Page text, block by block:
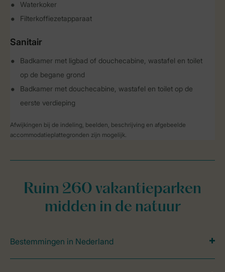
Waterkoker
Filterkoffiezetapparaat
Sanitair
Badkamer met ligbad of douchecabine, wastafel en toilet
op de begane grond
Badkamer met douchecabine, wastafel en toilet op de
eerste verdieping
Afwijkingen bij de indeling, beelden, beschrijving en afgebeelde
accommodatieplattegronden zijn mogelijk.
Ruim 260 vakantieparken
midden in de natuur
Bestemmingen in Nederland